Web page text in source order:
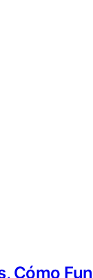
Cómo